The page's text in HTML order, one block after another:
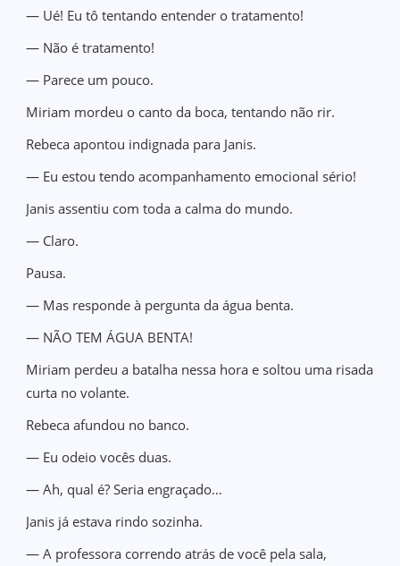
— Ué! Eu tô tentando entender o tratamento!
— Não é tratamento!
— Parece um pouco.
Miriam mordeu o canto da boca, tentando não rir.
Rebeca apontou indignada para Janis.
— Eu estou tendo acompanhamento emocional sério!
Janis assentiu com toda a calma do mundo.
— Claro.
Pausa.
— Mas responde à pergunta da água benta.
— NÃO TEM ÁGUA BENTA!
Miriam perdeu a batalha nessa hora e soltou uma risada
curta no volante.
Rebeca afundou no banco.
— Eu odeio vocês duas.
— Ah, qual é? Seria engraçado…
Janis já estava rindo sozinha.
— A professora correndo atrás de você pela sala,